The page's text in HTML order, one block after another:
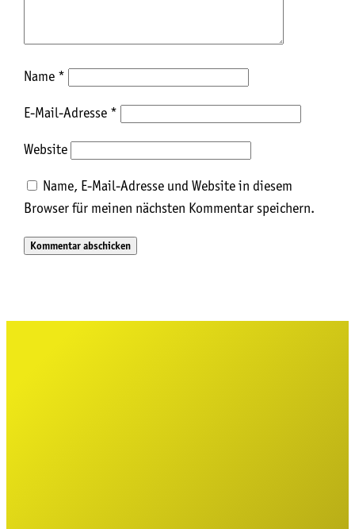
Name *
E-Mail-Adresse *
Website
Name, E-Mail-Adresse und Website in diesem
Browser für meinen nächsten Kommentar speichern.